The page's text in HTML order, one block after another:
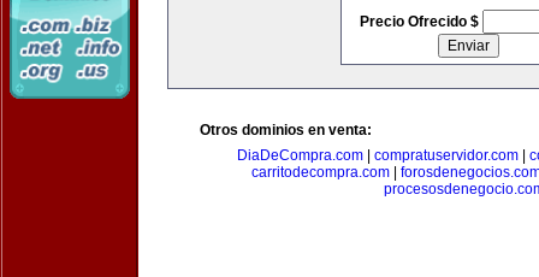
Precio Ofrecido $
Otros dominios en venta:
DiaDeCompra.com| compratuservidor.com|
carritodecompra.com|